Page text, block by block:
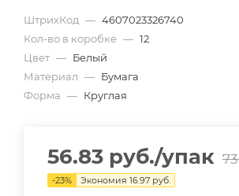
ШтрихКод — 4607023326740
Кол-во в коробке — 12
Цвет — Белый
Материал — Бумага
Форма — Круглая
56.83 руб./упак
-23% Экономия 16.97 руб.